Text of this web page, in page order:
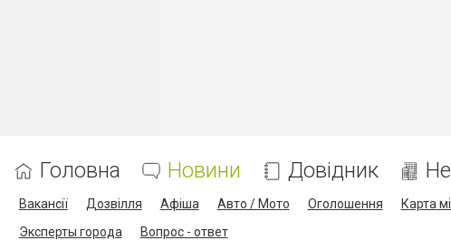
Головна Новини Довідник
Вакансії Дозвілля Афіша Авто / Мото Оголошення Карта
Эксперты города
Вопрос - ответ